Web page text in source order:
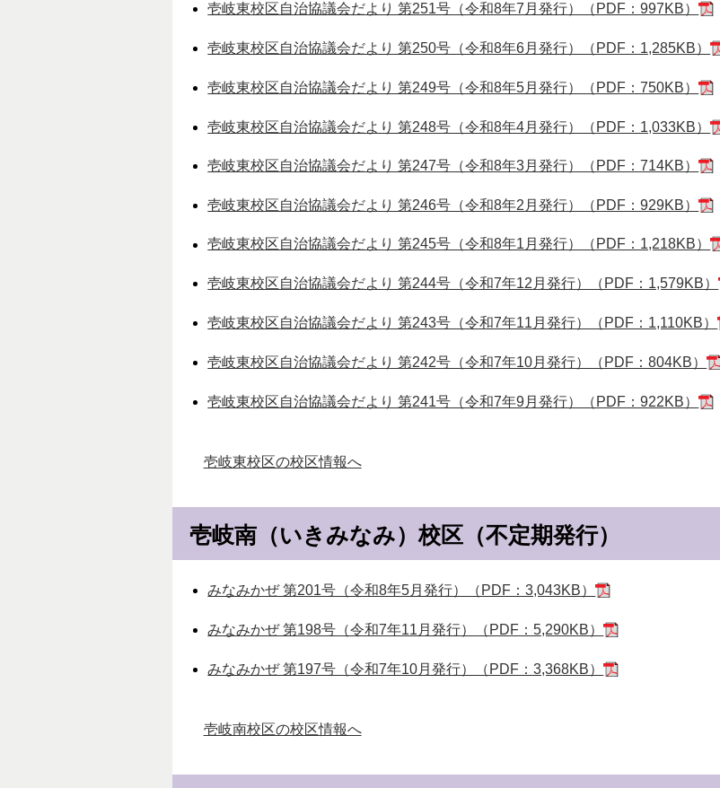
壱岐東校区自治協議会だより 第251号（令和8年7月発行）（PDF：997KB）
壱岐東校区自治協議会だより 第250号（令和8年6月発行）（PDF：1,285KB）
壱岐東校区自治協議会だより 第249号（令和8年5月発行）（PDF：750KB）
壱岐東校区自治協議会だより 第248号（令和8年4月発行）（PDF：1,033KB）
壱岐東校区自治協議会だより 第247号（令和8年3月発行）（PDF：714KB）
壱岐東校区自治協議会だより 第246号（令和8年2月発行）（PDF：929KB）
壱岐東校区自治協議会だより 第245号（令和8年1月発行）（PDF：1,218KB）
壱岐東校区自治協議会だより 第244号（令和7年12月発行）（PDF：1,579KB）
壱岐東校区自治協議会だより 第243号（令和7年11月発行）（PDF：1,110KB）
壱岐東校区自治協議会だより 第242号（令和7年10月発行）（PDF：804KB）
壱岐東校区自治協議会だより 第241号（令和7年9月発行）（PDF：922KB）
壱岐東校区の校区情報へ
壱岐南（いきみなみ）校区（不定期発行）
みなみかぜ 第201号（令和8年5月発行）（PDF：3,043KB）
みなみかぜ 第198号（令和7年11月発行）（PDF：5,290KB）
みなみかぜ 第197号（令和7年10月発行）（PDF：3,368KB）
壱岐南校区の校区情報へ